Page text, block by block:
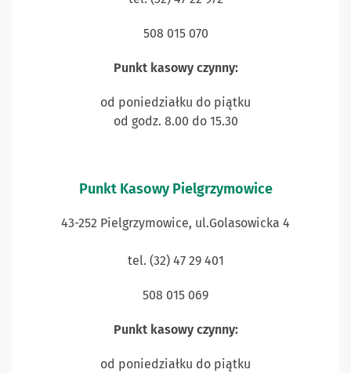
508 015 070
Punkt kasowy czynny:
od poniedziałku do piątku
od godz. 8.00 do 15.30
Punkt Kasowy Pielgrzymowice
43-252 Pielgrzymowice, ul.Golasowicka 4
tel. (32) 47 29 401
508 015 069
Punkt kasowy czynny:
od poniedziałku do piątku